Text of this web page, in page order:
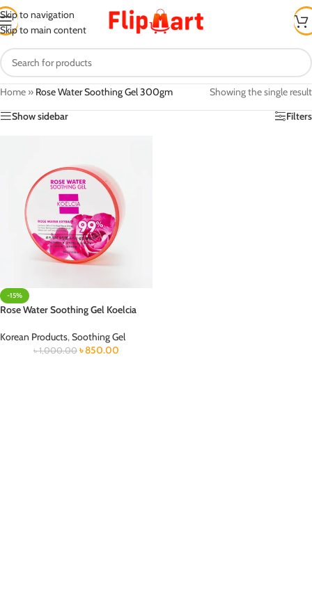
Skip to navigation
Skip to main content
Home » Rose Water Soothing Gel 300gm
Showing the single result
Show sidebar
Filters
-15%
Rose Water Soothing Gel Koelcia
Korean Products,Soothing Gel
৳1,000.00 ৳850.00